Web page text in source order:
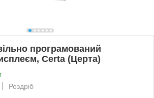
програмований
Certa (Церта)
Роздріб